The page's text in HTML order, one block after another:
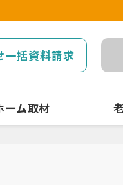
一括資料請求
ーム取材